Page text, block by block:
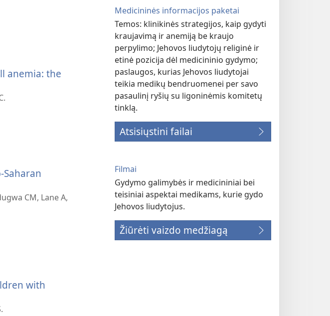
anemia: the
CM, Lane A,
with
Medicininės informacijos paketai
Temos: klinikinės strategijos, kaip gydyti
kraujavimą ir anemiją be kraujo
perpylimo; Jehovos liudytojų religinė ir
etinė pozicija dėl medicininio gydymo;
paslaugos, kurias Jehovos liudytojai
teikia medikų bendruomenei per savo
pasaulinį ryšių su ligoninėmis komitetų
tinklą.
Atsisiųstini failai
Filmai
Gydymo galimybės ir medicininiai bei
teisiniai aspektai medikams, kurie gydo
Jehovos liudytojus.
Žiūrėti vaizdo medžiagą